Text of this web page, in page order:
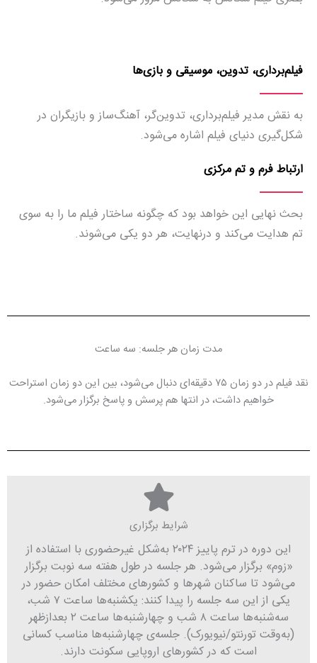
فیلم‌برداری، تدوین، موسیقی و بازی‌ها
به نقش مدیر فیلم‌برداری، تدوین‌گر، آهنگ‌ساز و بازیگران در
شکل‌گیری دنیای فیلم اشاره می‌شود.
ارتباط فرم و تم مرکزی
بحث نهایی این خواهد بود که چگونه ساختار فیلم ما را به سوی
تم هدایت می‌کند و درنهایت، هر دو یکی می‌شوند.
مدت زمان هر جلسه: سه ساعت
نقد فیلم در دو زمان ۷۵ دقیقه‌ای دنبال می‌شود، بین این دو زمان استراحت
خواهیم داشت، در انتها هم پرسش و پاسخ برگزار می‌شود.
شرایط برگزاری
این دوره در ترم پاییز ۲۰۲۴ به‌شکل غیرحضوری با استفاده از
«زوم» برگزار می‌شود. هر جلسه در طول هفته سه نوبت برگزار
می‌شود تا ساکنان شهرها و کشورهای مختلف امکان حضور در
یکی از این سه جلسه را پیدا کنند: یکشنبه‌ها ساعت ۷ شب،
سه‌شنبه‌ها ساعت ۸ شب و چهارشنبه‌ها ساعت ۲ بعدازظهر
(به‌وقت تورنتو/نیویورک). جلسه‌ی چهارشنبه‌ها مناسب کسانی
است که در کشورهای اروپایی سکونت دارند.